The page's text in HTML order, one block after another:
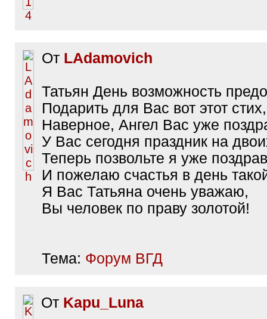
От LAdamovich
Татьян День возможность
Подарить для Вас вот этот стих,
Наверное, Ангел Вас уже
У Вас сегодня праздник на
Теперь позвольте я уже
И пожелаю счастья в день
Я Вас Татьяна очень уважаю,
Вы человек по праву золотой!
Тема: Форум ВГД
От Kapu_Luna